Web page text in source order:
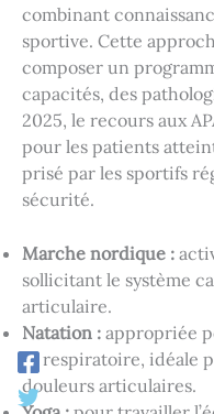
combinant
sportive. Cette
composer un
capacités, des
2025, le recours aux
pour les patients
prisé par les sportifs
sécurité.
Marche nordique :
sollicitant le système
articulaire.
Natation : appropriée
et respiratoire, idéale
douleurs articulaires.